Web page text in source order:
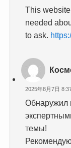
This
needed
to ask.
2025年8月7日
Обнаружил
темы!